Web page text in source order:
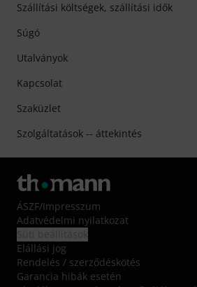
Szállítási költségek, szállítási idők
Súgó
Utalványok
Kapcsolat
Szaküzlet
Szolgáltatások -- áttekintés
ÁSZF/Impresszum
Adatvédelmi nyilatkozat
Elállási jog
Rendelés / szerződéskötés
Garancia hibák esetén